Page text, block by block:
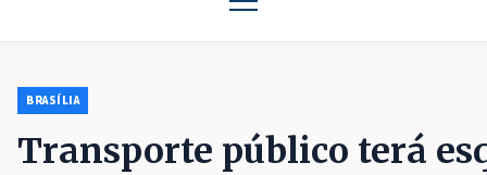
BRASÍLIA
Transporte público terá